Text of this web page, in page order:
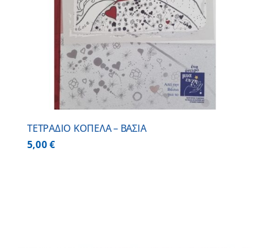
ΤΕΤΡΑΔΙΟ ΚΟΠΕΛΑ – ΒΑΣΙΑ
5,00€